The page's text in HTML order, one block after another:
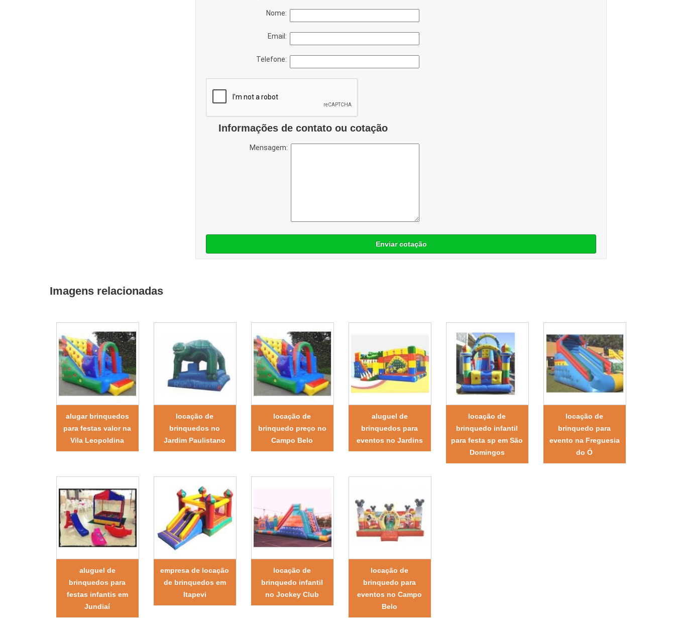
Nome:
Email:
Telefone:
Informações de contato ou cotação
Mensagem:
Enviar cotação
Imagens relacionadas
alugar brinquedos
para festas valor na
Vila Leopoldina
locação de
brinquedos no
Jardim Paulistano
locação de
brinquedo preço no
Campo Belo
aluguel de
brinquedos para
eventos no Jardins
locação de
brinquedo infantil
para festa sp em São
Domingos
locação de
brinquedo para
evento na Freguesia
do Ó
aluguel de
brinquedos para
festas infantis em
Jundiaí
empresa de locação
de brinquedos em
Itapevi
locação de
brinquedo infantil
no Jockey Club
locação de
brinquedo para
eventos no Campo
Belo